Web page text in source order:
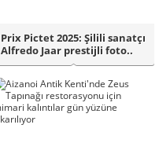
Prix Pictet 2025: Şilili sanatçı
Alfredo Jaar prestijli foto..